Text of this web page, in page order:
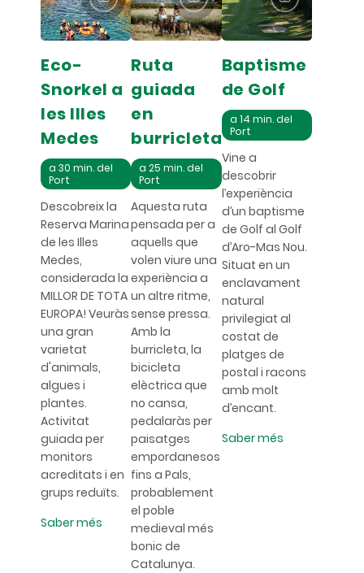
Eco-
Snorkel a
les Illes
Medes
a 30 min. del
Port
Descobreix la
Reserva Marina
de les Illes
Medes,
considerada la
MILLOR DE TOTA
EUROPA! Veuràs
una gran
varietat
d'animals,
algues i
plantes.
Activitat
guiada per
monitors
acreditats i en
grups reduïts.
Saber més
Ruta
guiada
en
burricleta
a 25 min. del
Port
Aquesta ruta
pensada per a
aquells que
volen viure una
experiència a
un altre ritme,
sense pressa.
Amb la
burricleta, la
bicicleta
elèctrica que
no cansa,
pedalaràs per
paisatges
empordanesos
fins a Pals,
probablement
el poble
medieval més
bonic de
Catalunya.
Baptisme
de Golf
a 14 min. del
Port
Vine a
descobrir
l’experiència
d’un baptisme
de Golf al Golf
d’Aro-Mas Nou.
Situat en un
enclavament
natural
privilegiat al
costat de
platges de
postal i racons
amb molt
d’encant.
Saber més